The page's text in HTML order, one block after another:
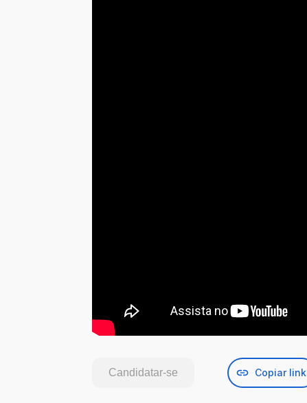
Candidatar-se Copiar link